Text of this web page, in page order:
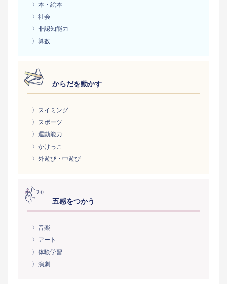
〉本・絵本
〉社会
〉非認知能力
〉算数
からだを動かす
〉スイミング
〉スポーツ
〉運動能力
〉かけっこ
〉外遊び・中遊び
五感をつかう
〉音楽
〉アート
〉体験学習
〉演劇